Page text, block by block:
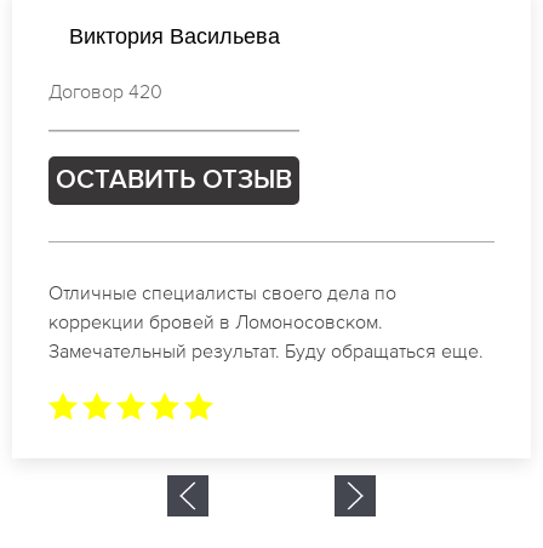
Екатерина Михайлова
Договор 055
ОСТАВИТЬ ОТЗЫВ
Спасибо огромное. Заказывала татуаж на свадьбу
в Ломоносовском. За 2 часа все было сделано.